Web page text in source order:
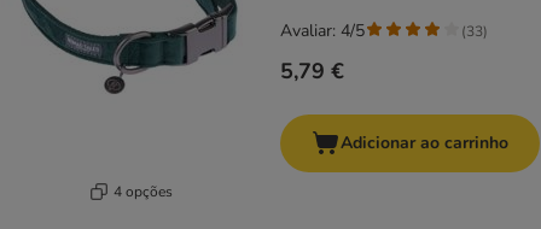
4 opções
5,79 €
Avaliar: 4/5 (33)
Adicionar ao carrinho